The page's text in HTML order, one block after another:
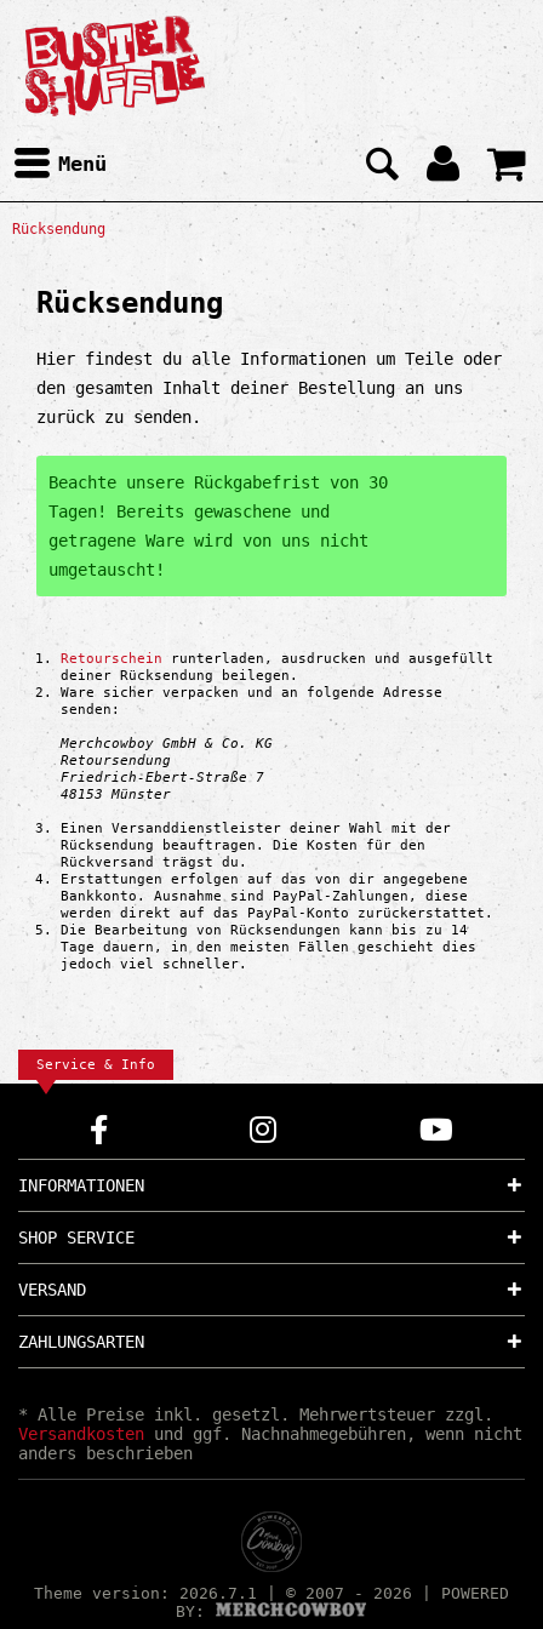
Menü
Rücksendung
Rücksendung
Hier findest du alle Informationen um Teile oder
den gesamten Inhalt deiner Bestellung an uns
zurück zu senden.
Beachte unsere Rückgabefrist von 30
Tagen! Bereits gewaschene und
getragene Ware wird von uns nicht
umgetauscht!
Retourschein runterladen, ausdrucken und ausgefüllt
deiner Rücksendung beilegen.
Ware sicher verpacken und an folgende Adresse
senden:
Merchcowboy GmbH & Co. KG
Retoursendung
Friedrich-Ebert-Straße 7
48153 Münster
Einen Versanddienstleister deiner Wahl mit der
Rücksendung beauftragen. Die Kosten für den
Rückversand trägst du.
Erstattungen erfolgen auf das von dir angegebene
Bankkonto. Ausnahme sind PayPal-Zahlungen, diese
werden direkt auf das PayPal-Konto zurückerstattet.
Die Bearbeitung von Rücksendungen kann bis zu 14
Tage dauern, in den meisten Fällen geschieht dies
jedoch viel schneller.
Service & Info
INFORMATIONEN
SHOP SERVICE
VERSAND
ZAHLUNGSARTEN
* Alle Preise inkl. gesetzl. Mehrwertsteuer zzgl.
Versandkosten und ggf. Nachnahmegebühren, wenn nicht
anders beschrieben
Theme version: 2026.7.1 | © 2007 - 2026 | POWERED
BY: